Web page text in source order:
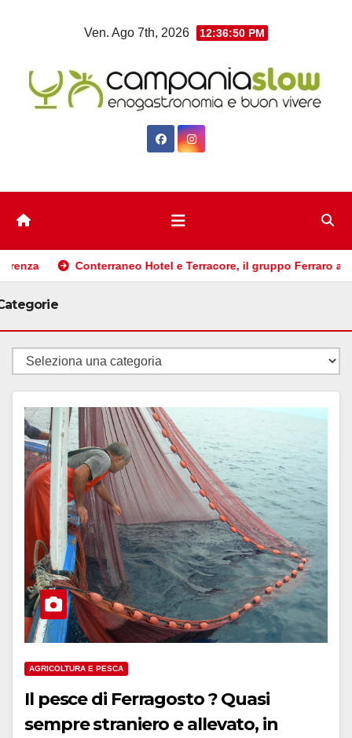
Ven. Ago 7th, 2026 12:36:51 PM
Hotel e Terracore, il gruppo Ferraro amplia l’
Categorie
AGRICOLTURA E PESCA
Il pesce di Ferragosto ? Quasi
sempre straniero e allevato, in